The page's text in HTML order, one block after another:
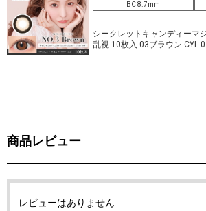
BC 8.7mm
シークレットキャンディーマ
乱視 10枚入 03ブラウン CYL-
商品レビュー
レビューはありません